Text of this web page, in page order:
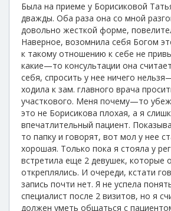
Была на приеме у Борисиковой
дважды. Оба раза она со мной
довольно жесткой форме,
Наверное, возомнила себя Богом
к такому отношению к себе не
какие—то консультации она
себя, спросить у нее ничего
ходила к зам. главного врача
участкового. Меня почему—то
это не Борисикова плохая, а я
впечатлительный пациент.
то папку и говорят, вот мол у нее
хорошая. Только пока я стояла у
встретила еще 2 девушек, которые
откреплялись. И очереди, кстати
запись почти нет. Я не успела
специалист после 2 визитов, но я
должен уметь общаться с